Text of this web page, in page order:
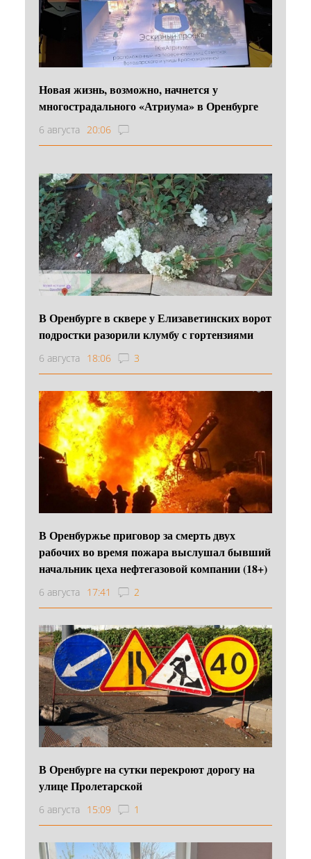
Новая жизнь, возможно, начнется у
многострадального «Атриума» в Оренбурге
6 августа 20:06
В Оренбурге в сквере у Елизаветинских ворот
подростки разорили клумбу с гортензиями
6 августа 18:06 3
В Оренбуржье приговор за смерть двух
рабочих во время пожара выслушал бывший
начальник цеха нефтегазовой компании (18+)
6 августа 17:41 2
В Оренбурге на сутки перекроют дорогу на
улице Пролетарской
6 августа 15:09 1